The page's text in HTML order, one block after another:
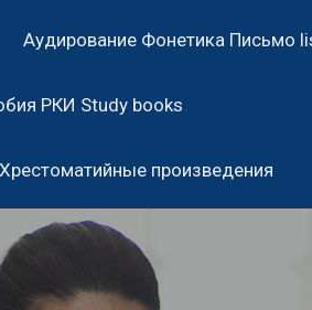
Аудирование Фонетика Письмо
РКИ Study books
Хрестоматийные произведения